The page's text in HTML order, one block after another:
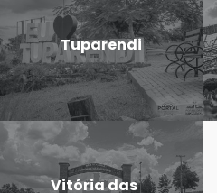
Tuparendi
Vitória das